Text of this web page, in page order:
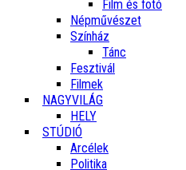
Film és fotó
Népművészet
Színház
Tánc
Fesztivál
Filmek
NAGYVILÁG
HELY
STÚDIÓ
Arcélek
Politika